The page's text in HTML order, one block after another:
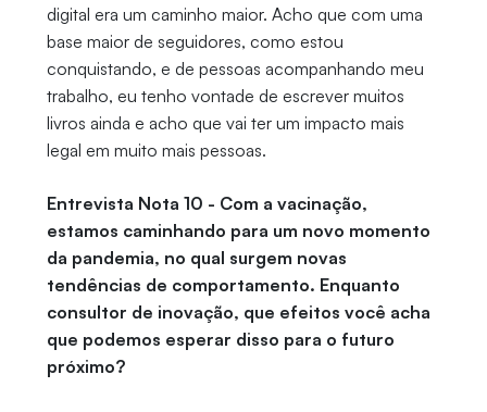
digital era um caminho maior. Acho que com uma
base maior de seguidores, como estou
conquistando, e de pessoas acompanhando meu
trabalho, eu tenho vontade de escrever muitos
livros ainda e acho que vai ter um impacto mais
legal em muito mais pessoas.
Entrevista Nota 10 - Com a vacinação,
estamos caminhando para um novo momento
da pandemia, no qual surgem novas
tendências de comportamento. Enquanto
consultor de inovação, que efeitos você acha
que podemos esperar disso para o futuro
próximo?